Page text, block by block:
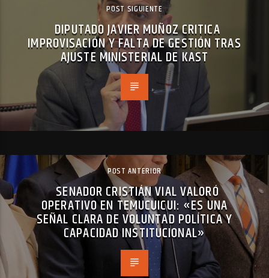
POST SIGUIENTE
DIPUTADO JAVIER MUÑOZ CRITICA
IMPROVISACIÓN Y FALTA DE GESTIÓN TRAS
AJUSTE MINISTERIAL DE KAST
POST ANTERIOR
SENADOR CRISTIÁN VIAL VALORÓ
OPERATIVO EN TEMUCUICUI: «ES UNA
SEÑAL CLARA DE VOLUNTAD POLÍTICA Y
CAPACIDAD INSTITUCIONAL»